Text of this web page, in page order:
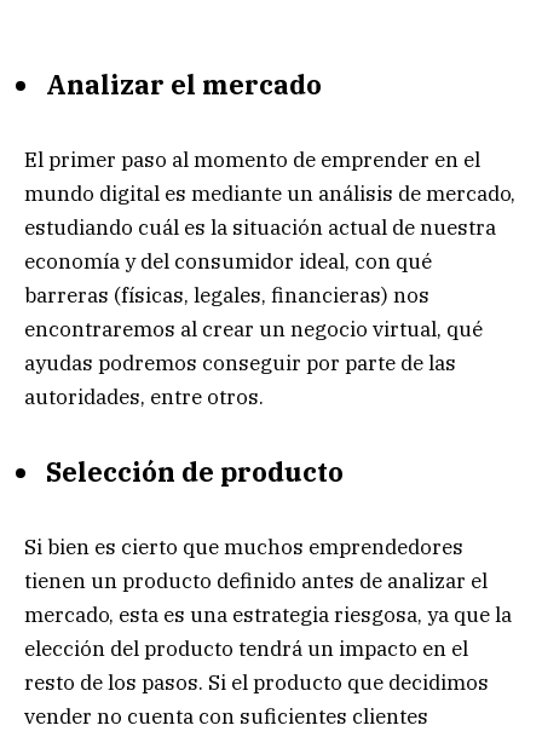
Analizar el mercado
El primer paso al momento de emprender en el
mundo digital es mediante un análisis de mercado,
estudiando cuál es la situación actual de nuestra
economía y del consumidor ideal, con qué
barreras (físicas, legales, financieras) nos
encontraremos al crear un negocio virtual, qué
ayudas podremos conseguir por parte de las
autoridades, entre otros.
Selección de producto
Si bien es cierto que muchos emprendedores
tienen un producto definido antes de analizar el
mercado, esta es una estrategia riesgosa, ya que la
elección del producto tendrá un impacto en el
resto de los pasos. Si el producto que decidimos
vender no cuenta con suficientes clientes